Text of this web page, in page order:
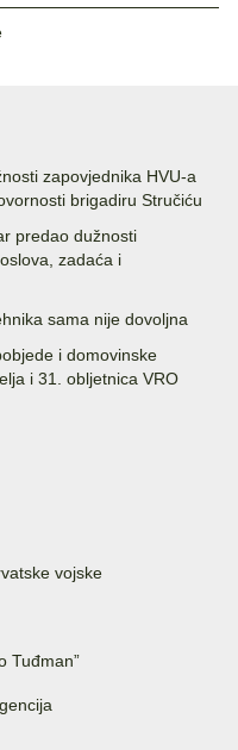
zapovjednika HVU-a
brigadiru Stručiću
predao dužnosti
zadaća i
sama nije dovoljna
i domovinske
i 31. obljetnica VRO
vojske
Tuđman”